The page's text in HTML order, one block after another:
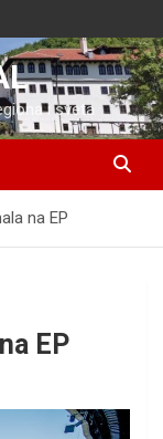
i sveta
na EP
EP